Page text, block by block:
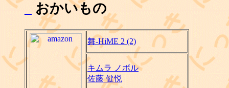
おかいもの
舞-HiME 2 (2)
キムラ ノボル
佐藤 健悦